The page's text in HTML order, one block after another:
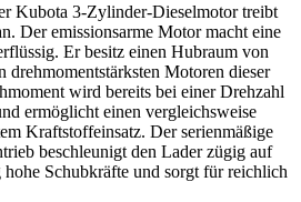
Kubota 3-Zylinder-Dieselmotor treibt
Der emissionsarme Motor macht eine
Er besitz einen Hubraum von
drehmomentstärksten Motoren dieser
wird bereits bei einer Drehzahl
ermöglicht einen vergleichsweise
Kraftstoffeinsatz. Der serienmäßige
beschleunigt den Lader zügig auf
Schubkräfte und sorgt für reichlich